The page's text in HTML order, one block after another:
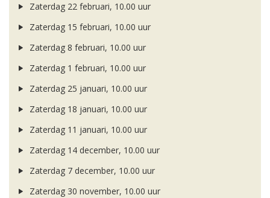
Zaterdag 22 februari, 10.00 uur
Zaterdag 15 februari, 10.00 uur
Zaterdag 8 februari, 10.00 uur
Zaterdag 1 februari, 10.00 uur
Zaterdag 25 januari, 10.00 uur
Zaterdag 18 januari, 10.00 uur
Zaterdag 11 januari, 10.00 uur
Zaterdag 14 december, 10.00 uur
Zaterdag 7 december, 10.00 uur
Zaterdag 30 november, 10.00 uur